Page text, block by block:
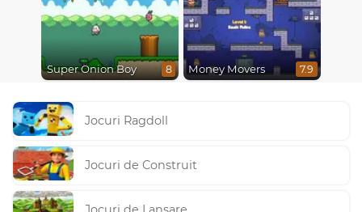
Super Onion Boy 8 Money Movers 7.9
Jocuri Ragdoll
Jocuri de Construit